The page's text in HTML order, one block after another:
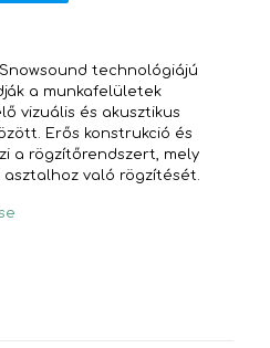
technológiájú
a munkafelületek
vizuális és akusztikus
Erős konstrukció és
a rögzítőrendszert, mely
való rögzítését.